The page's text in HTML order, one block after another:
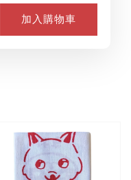
加入購物車